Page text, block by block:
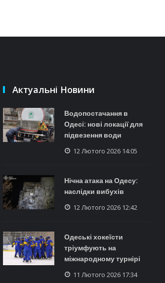
Актуальні Новини
Водопостачання в
Одесі: нові локації для
підвезення води
12 Лютого 2026 14:05
Нічна атака на Одесу:
наслідки вибухів
12 Лютого 2026 12:42
Одеські хокеїсти
тріумфують на
міжнародному турнірі
11 Лютого 2026 17:34